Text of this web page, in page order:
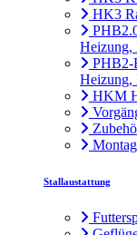
HK3
Heizung,
PHB2-
Heizung,
HKM
Stallaustattung